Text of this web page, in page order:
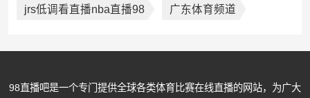
jrs低调看直播nba直播98 广东体育频道
98直播吧是一个专门提供全球各类体育比赛在线直播的网站，为广大